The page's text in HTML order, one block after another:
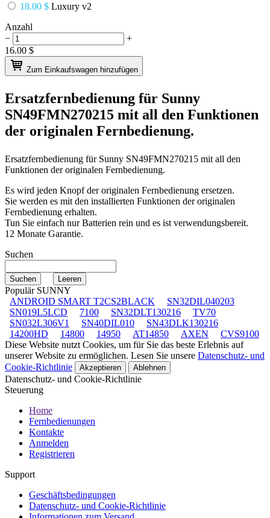
18.00 $ Luxury v2
Anzahl
−
+
16.00 $
Zum Einkaufswagen hinzufügen
Ersatzfernbedienung für Sunny
SN49FMN270215 mit all den Funktionen
der originalen Fernbedienung.
Ersatzfernbedienung fürSunny SN49FMN270215 mit all den
Funktionen der originalen Fernbedienung.
Es wird jeden Knopf der originalen Fernbedienung ersetzen.
Sie werden es mit den installierten Funktionen der originalen
Fernbedienung erhalten.
Tun Sie einfach nur Batterien rein und es ist verwendungsbereit.
12 Monate Garantie.
Suchen
Populär SUNNY
ANDROID SMART T2CS2BLACK
SN32DIL040203
SN019L5LCD
7100 SN32DLT130216
TV70
SN032L306V1
SN40DIL010
SN43DLK130216
14200HD
14800 14950 AT14850 AXEN
CVS9100
Diese Website nutzt Cookies, um für Sie das beste Erlebnis auf
unserer Website zu ermöglichen. Lesen Sie unsere Datenschutz- und
Cookie-Richtlinie
Akzeptieren Ablehnen
Datenschutz- und Cookie-Richtlinie
Steuerung
Home
Fernbedienungen
Kontakte
Anmelden
Registrieren
Support
Geschäftsbedingungen
Datenschutz- und Cookie-Richtlinie